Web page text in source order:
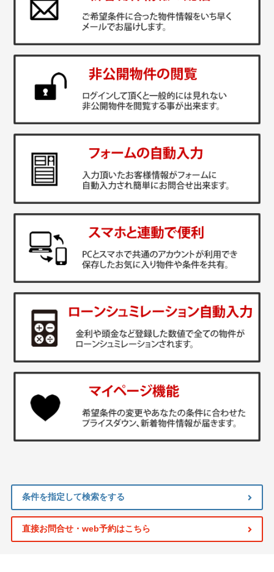
条件を指定して検索をする
直接お問合せ・web予約はこちら